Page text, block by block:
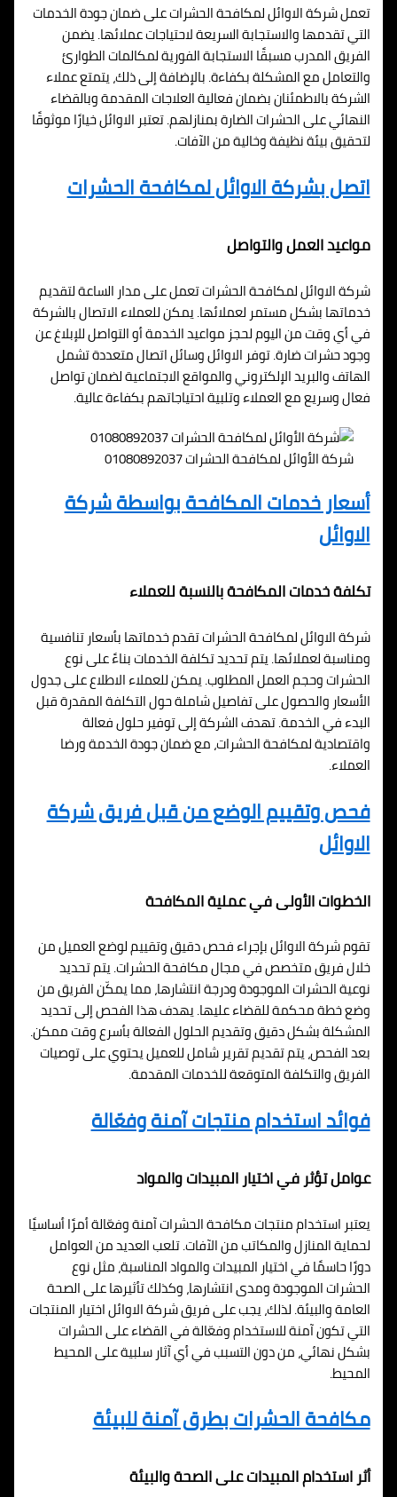
تعمل شركة الاوائل لمكافحة الحشرات على ضمان جودة الخدمات
التي تقدمها والاستجابة السريعة لاحتياجات عملائها. يضمن
الفريق المدرب مسبقًا الاستجابة الفورية لمكالمات الطوارئ
والتعامل مع المشكلة بكفاءة. بالإضافة إلى ذلك، يتمتع عملاء
الشركة بالاطمئنان بضمان فعالية العلاجات المقدمة وبالقضاء
النهائي على الحشرات الضارة بمنازلهم. تعتبر الاوائل خيارًا موثوقًا
لتحقيق بيئة نظيفة وخالية من الآفات.
اتصل بشركة الاوائل لمكافحة الحشرات
مواعيد العمل والتواصل
شركة الاوائل لمكافحة الحشرات تعمل على مدار الساعة لتقديم
خدماتها بشكل مستمر لعملائها. يمكن للعملاء الاتصال بالشركة
في أي وقت من اليوم لحجز مواعيد الخدمة أو التواصل للإبلاغ عن
وجود حشرات ضارة. توفر الاوائل وسائل اتصال متعددة تشمل
الهاتف والبريد الإلكتروني والمواقع الاجتماعية لضمان تواصل
فعال وسريع مع العملاء وتلبية احتياجاتهم بكفاءة عالية.
شركة الأوائل لمكافحة الحشرات 01080892037
أسعار خدمات المكافحة بواسطة شركة
الاوائل
تكلفة خدمات المكافحة بالنسبة للعملاء
شركة الاوائل لمكافحة الحشرات تقدم خدماتها بأسعار تنافسية
ومناسبة لعملائها. يتم تحديد تكلفة الخدمات بناءً على نوع
الحشرات وحجم العمل المطلوب. يمكن للعملاء الاطلاع على جدول
الأسعار والحصول على تفاصيل شاملة حول التكلفة المقدرة قبل
البدء في الخدمة. تهدف الشركة إلى توفير حلول فعالة
واقتصادية لمكافحة الحشرات، مع ضمان جودة الخدمة ورضا
العملاء.
فحص وتقييم الوضع من قبل فريق شركة
الاوائل
الخطوات الأولى في عملية المكافحة
تقوم شركة الاوائل بإجراء فحص دقيق وتقييم لوضع العميل من
خلال فريق متخصص في مجال مكافحة الحشرات. يتم تحديد
نوعية الحشرات الموجودة ودرجة انتشارها، مما يمكّن الفريق من
وضع خطة محكمة للقضاء عليها. يهدف هذا الفحص إلى تحديد
المشكلة بشكل دقيق وتقديم الحلول الفعالة بأسرع وقت ممكن.
بعد الفحص، يتم تقديم تقرير شامل للعميل يحتوي على توصيات
الفريق والتكلفة المتوقعة للخدمات المقدمة.
فوائد استخدام منتجات آمنة وفعّالة
عوامل تؤثر في اختيار المبيدات والمواد
يعتبر استخدام منتجات مكافحة الحشرات آمنة وفعّالة أمرًا أساسيًا
لحماية المنازل والمكاتب من الآفات. تلعب العديد من العوامل
دورًا حاسمًا في اختيار المبيدات والمواد المناسبة، مثل نوع
الحشرات الموجودة ومدى انتشارها، وكذلك تأثيرها على الصحة
العامة والبيئة. لذلك، يجب على فريق شركة الاوائل اختيار المنتجات
التي تكون آمنة للاستخدام وفعّالة في القضاء على الحشرات
بشكل نهائي، من دون التسبب في أي آثار سلبية على المحيط
المحيط.
مكافحة الحشرات بطرق آمنة للبيئة
أثر استخدام المبيدات على الصحة والبيئة